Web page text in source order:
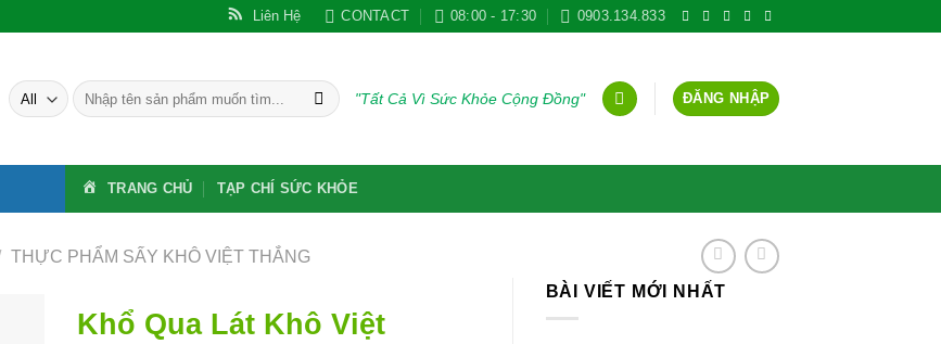
Liên Hệ CONTACT 08:00 - 17:30 0903.134.833
Tìm
kiếm:
"Tất Cả Vì Sức Khỏe Cộng Đồng" ĐĂNG NHẬP
TRANG CHỦ TẠP CHÍ SỨC KHỎE
THỰC PHẨM SẤY KHÔ VIỆT THẮNG
BÀI VIẾT MỚI NHẤT
Khổ Qua Lát Khô Việt